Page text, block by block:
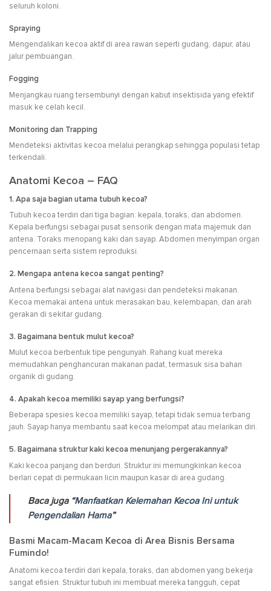
seluruh koloni.
Spraying
Mengendalikan kecoa aktif di area rawan seperti gudang, dapur, atau
jalur pembuangan.
Fogging
Menjangkau ruang tersembunyi dengan kabut insektisida yang efektif
masuk ke celah kecil.
Monitoring dan Trapping
Mendeteksi aktivitas kecoa melalui perangkap sehingga populasi tetap
terkendali.
Anatomi Kecoa – FAQ
1. Apa saja bagian utama tubuh kecoa?
Tubuh kecoa terdiri dari tiga bagian: kepala, toraks, dan abdomen.
Kepala berfungsi sebagai pusat sensorik dengan mata majemuk dan
antena. Toraks menopang kaki dan sayap. Abdomen menyimpan organ
pencernaan serta sistem reproduksi.
2. Mengapa antena kecoa sangat penting?
Antena berfungsi sebagai alat navigasi dan pendeteksi makanan.
Kecoa memakai antena untuk merasakan bau, kelembapan, dan arah
gerakan di sekitar gudang.
3. Bagaimana bentuk mulut kecoa?
Mulut kecoa berbentuk tipe pengunyah. Rahang kuat mereka
memudahkan penghancuran makanan padat, termasuk sisa bahan
organik di gudang.
4. Apakah kecoa memiliki sayap yang berfungsi?
Beberapa spesies kecoa memiliki sayap, tetapi tidak semua terbang
jauh. Sayap hanya membantu saat kecoa melompat atau melarikan diri.
5. Bagaimana struktur kaki kecoa menunjang pergerakannya?
Kaki kecoa panjang dan berduri. Struktur ini memungkinkan kecoa
berlari cepat di permukaan licin maupun kasar di area gudang.
Baca juga “Manfaatkan Kelemahan Kecoa Ini untuk
Pengendalian Hama”
Basmi Macam-Macam Kecoa di Area Bisnis Bersama
Fumindo!
Anatomi kecoa terdiri dari kepala, toraks, dan abdomen yang bekerja
sangat efisien. Struktur tubuh ini membuat mereka tangguh, cepat